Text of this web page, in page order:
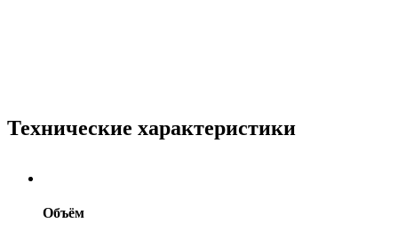
Технические характеристики
Объём